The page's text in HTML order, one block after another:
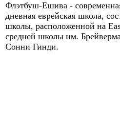
Флэтбуш-Ешива -
дневная еврейская школа,
школы, расположенной на
средней школы им.
Сонни Гинди.